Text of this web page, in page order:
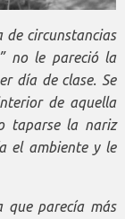
de circunstancias
no le pareció la
día de clase. Se
de aquella
taparse la nariz
el ambiente y le
que parecía más